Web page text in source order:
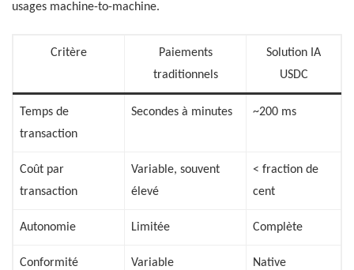
usages machine-to-machine.
Critère
Paiements
traditionnels
Solution IA
USDC
Temps de
transaction
Secondes à minutes ~200 ms
Coût par
transaction
Variable, souvent
élevé
< fraction de
cent
Autonomie Limitée Complète
Conformité Variable Native